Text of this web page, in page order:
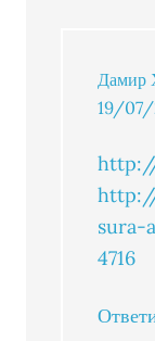
Дамир
19/07/
4716